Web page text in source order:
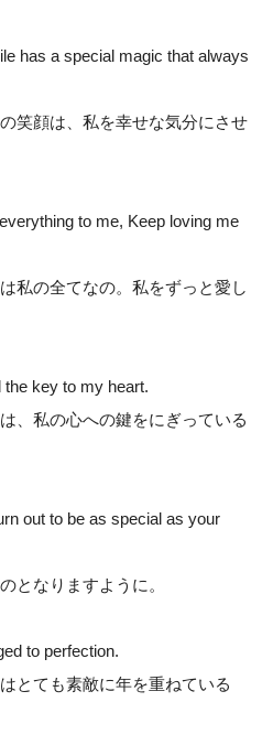
has a special magic that always
笑顔は、私を幸せな気分にさせ
to me, Keep loving me
私の全てなの。私をずっと愛し
key to my heart.
、私の心への鍵をにぎっている
out to be as special as your
となりますように。
to perfection.
とても素敵に年を重ねている